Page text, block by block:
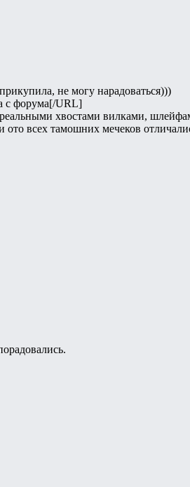
не могу нарадоваться)))
[/URL]
хвостами вилками,
ото всех тамошних мечеков